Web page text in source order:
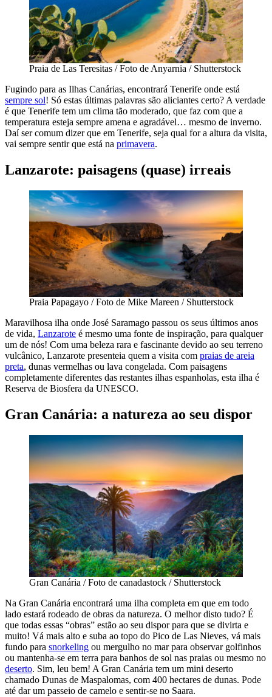
Praia de Las Teresitas / Foto de Anyarnia / Shutterstock
Fugindo para as Ilhas Canárias, encontrará Tenerife onde está
sempre sol! Só estas últimas palavras são aliciantes certo? A verdade
é que Tenerife tem um clima tão moderado, que faz com que a
temperatura esteja sempre amena e agradável… mesmo de inverno.
Daí ser comum dizer que em Tenerife, seja qual for a altura da visita,
vai sempre sentir que está na primavera.
Lanzarote: paisagens (quase) irreais
Praia Papagayo / Foto de Mike Mareen / Shutterstock
Maravilhosa ilha onde José Saramago passou os seus últimos anos
de vida, Lanzarote é mesmo uma fonte de inspiração, para qualquer
um de nós! Com uma beleza rara e fascinante devido ao seu terreno
vulcânico, Lanzarote presenteia quem a visita com praias de areia
preta, dunas vermelhas ou lava congelada. Com paisagens
completamente diferentes das restantes ilhas espanholas, esta ilha é
Reserva de Biosfera da UNESCO.
Gran Canária: a natureza ao seu dispor
Gran Canária / Foto de canadastock / Shutterstock
Na Gran Canária encontrará uma ilha completa em que em todo
lado estará rodeado de obras da natureza. O melhor disto tudo? É
que todas essas “obras” estão ao seu dispor para que se divirta e
muito! Vá mais alto e suba ao topo do Pico de Las Nieves, vá mais
fundo para snorkeling ou mergulho no mar para observar golfinhos
ou mantenha-se em terra para banhos de sol nas praias ou mesmo no
deserto. Sim, leu bem! A Gran Canária tem um mini deserto
chamado Dunas de Maspalomas, com 400 hectares de dunas. Pode
até dar um passeio de camelo e sentir-se no Saara.